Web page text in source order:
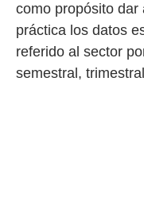
como propósito dar
práctica los datos
referido al sector
semestral,